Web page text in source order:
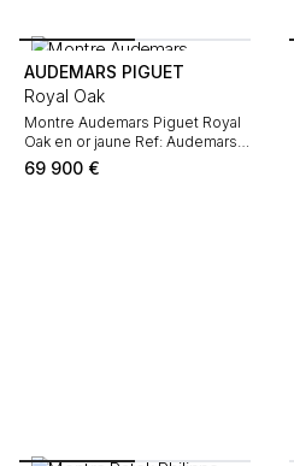
AUDEMARS PIGUET
Royal Oak
Montre Audemars Piguet Royal
Oak en or jaune Ref: Audemars
Piguet - 14700BA Vers 1991
69 900 €